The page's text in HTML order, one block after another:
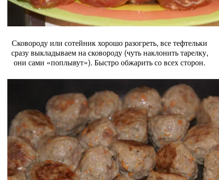
Сковороду или сотейник хорошо разогреть, все тефтельки
сразу выкладываем на сковороду (чуть наклонить тарелку,
они сами «поплывут»). Быстро обжарить со всех сторон.